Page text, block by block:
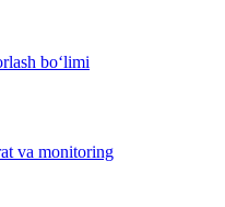
bo‘limi
va monitoring